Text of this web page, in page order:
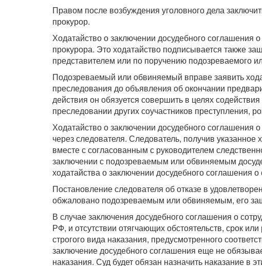
Правом после возбуждения уголовного дела
прокурор.
Ходатайство о заключении досудебного
прокурора. Это ходатайство подписывается также
представителем или по поручению подозреваемого
Подозреваемый или обвиняемый вправе заявить
преследования до объявления об окончании
действия он обязуется совершить в целях
преследовании других соучастников преступления,
Ходатайство о заключении досудебного соглашения
через следователя. Следователь, получив указанное
вместе с согласованным с руководителем
заключении с подозреваемым или обвиняемым
ходатайства о заключении досудебного соглашения о
Постановление следователя об отказе в
обжаловано подозреваемым или обвиняемым, его
В случае заключения досудебного соглашения о
РФ, и отсутствии отягчающих обстоятельств, срок
строгого вида наказания, предусмотренного
заключение досудебного соглашения еще не
наказания. Суд будет обязан назначить наказание в